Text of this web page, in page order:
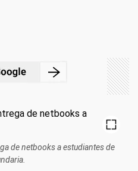
de netbooks a estudiantes de